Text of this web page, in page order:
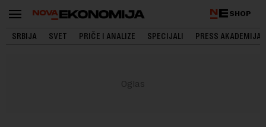
SHOP
SRBIJA SVET PRIČE I ANALIZE SPECIJALI PRESS AKADEMIJA